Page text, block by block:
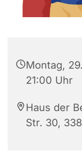
Montag,
21:00 Uhr
Haus der
Str. 30,